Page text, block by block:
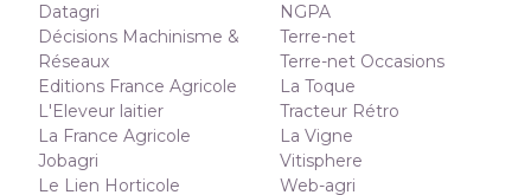
Datagri
Décisions Machinisme &
Réseaux
Editions France Agricole
L'Eleveur laitier
La France Agricole
Jobagri
Le Lien Horticole
NGPA
Terre-net
Terre-net Occasions
La Toque
Tracteur Rétro
La Vigne
Vitisphere
Web-agri